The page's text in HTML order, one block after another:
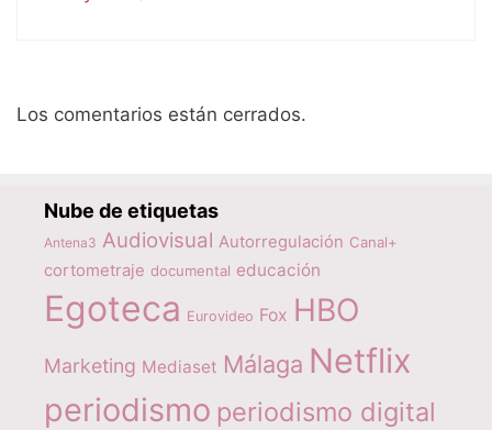
Los comentarios están cerrados.
Nube de etiquetas
Antena3 Audiovisual Autorregulación Canal+
cortometraje documental educación
Egoteca Eurovideo Fox HBO
Marketing Mediaset Málaga Netflix
periodismo periodismo digital